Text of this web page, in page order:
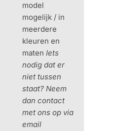
model
mogelijk / in
meerdere
kleuren en
matenIets
nodig dat er
niet tussen
staat?Neem
dan contact
met ons op via
email